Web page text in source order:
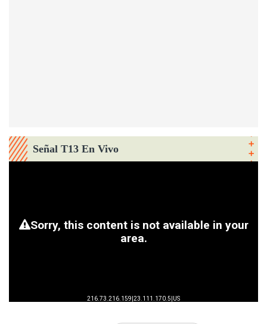
Señal T13 En Vivo